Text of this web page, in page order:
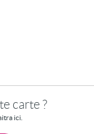
carte ?
ici.